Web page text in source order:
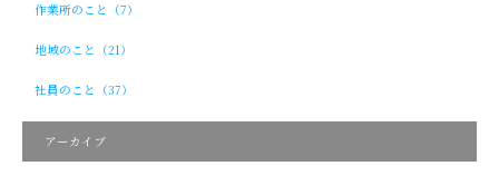
作業所のこと（7）
地域のこと（21）
社員のこと（37）
アーカイブ